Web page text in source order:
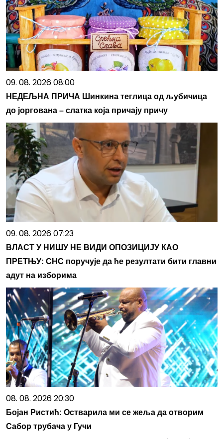
09. 08. 2026 08:00
НЕДЕЉНА ПРИЧА Шинкина теглица од љубичица
до јоргована – слатка која причају причу
09. 08. 2026 07:23
ВЛАСТ У НИШУ НЕ ВИДИ ОПОЗИЦИЈУ КАО
ПРЕТЊУ: СНС поручује да ће резултати бити главни
адут на изборима
08. 08. 2026 20:30
Бојан Ристић: Остварила ми се жеља да отворим
Сабор трубача у Гучи